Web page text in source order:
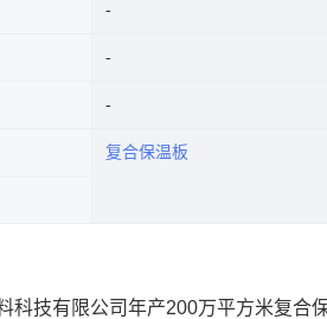
复合保温板
科技有限公司年产200万平方米复合